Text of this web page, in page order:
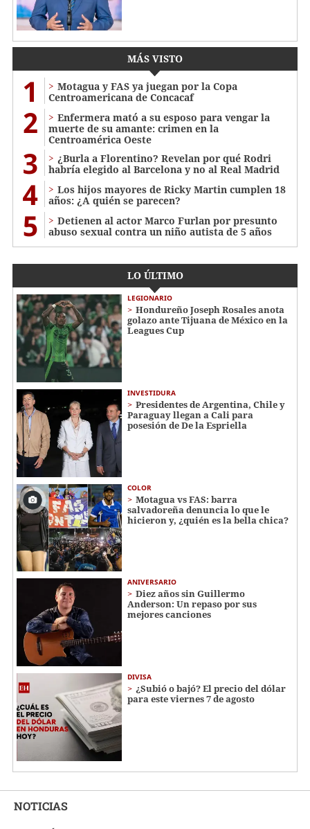
MÁS VISTO
1
Motagua y FAS ya juegan por la Copa
Centroamericana de Concacaf
2
Enfermera mató a su esposo para vengar la
muerte de su amante: crimen en la
Centroamérica Oeste
3
¿Burla a Florentino? Revelan por qué Rodri
habría elegido al Barcelona y no al Real Madrid
4
Los hijos mayores de Ricky Martin cumplen 18
años: ¿A quién se parecen?
5
Detienen al actor Marco Furlan por presunto
abuso sexual contra un niño autista de 5 años
LO ÚLTIMO
LEGIONARIO
Hondureño Joseph Rosales anota
golazo ante Tijuana de México en la
Leagues Cup
INVESTIDURA
Presidentes de Argentina, Chile y
Paraguay llegan a Cali para
posesión de De la Espriella
COLOR
Motagua vs FAS: barra
salvadoreña denuncia lo que le
hicieron y, ¿quién es la bella chica?
ANIVERSARIO
Diez años sin Guillermo
Anderson: Un repaso por sus
mejores canciones
DIVISA
¿Subió o bajó? El precio del dólar
para este viernes 7 de agosto
NOTICIAS